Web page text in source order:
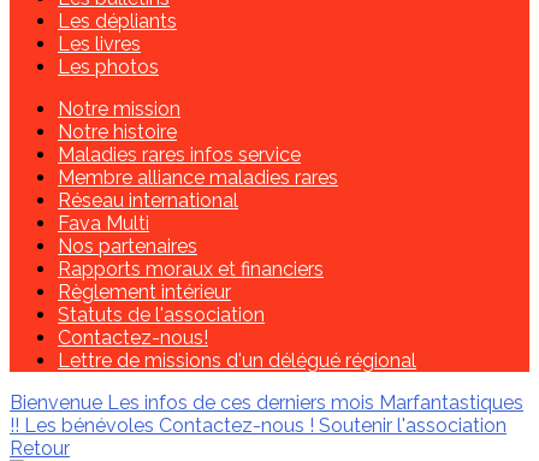
Les dépliants
Les livres
Les photos
Notre mission
Notre histoire
Maladies rares infos service
Membre alliance maladies rares
Réseau international
Fava Multi
Nos partenaires
Rapports moraux et financiers
Règlement intérieur
Statuts de l'association
Contactez-nous!
Lettre de missions d'un délégué régional
Bienvenue Les infos de ces derniers mois Marfantastiques
!! Les bénévoles Contactez-nous ! Soutenir l'association
Retour